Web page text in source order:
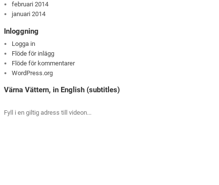
februari 2014
januari 2014
Inloggning
Logga in
Flöde för inlägg
Flöde för kommentarer
WordPress.org
Värna Vättern, in English (subtitles)
Fyll i en giltig adress till videon...